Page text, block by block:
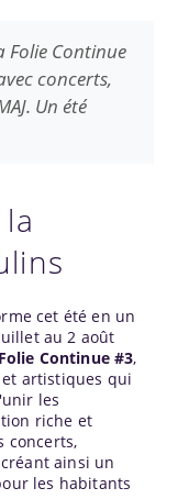
Folie Continue
concerts,
Un été
cet été en un
au 2 août
Continue #3,
artistiques qui
les
riche et
concerts,
ainsi un
les habitants